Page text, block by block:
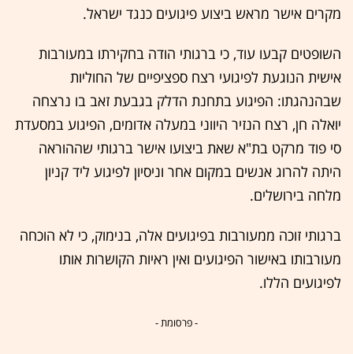
מקרים אישר מראש ביצוע פיגועים כנגד ישראל.
השופטים קבעו עוד, כי ברגותי הודה בחקירתו במעורבות
אישית הנוגעת לפיגועי רצח ספציפיים של החוליות
שבהנהגתו: הפיגוע בתחנת הדלק בגבעת זאב בו נרצחה
יואלה חן, רצח הנזיר היווני במעלה אדומים, הפיגוע במסעדת
סי פוד מרקט בת"א שאת ביצועו אישר ברגותי שההוראה
היתה להרוג אנשים במקום אחר וניסיון לפיגוע ליד קניון
מלחה בירושלים.
ברגותי זוכה ממעורבות בפיגועים אלה, בנימוק, כי לא הוכחה
מעורבותו באישור הפיגועים ואין ראיות הקושרות אותו
לפיגועים הללו.
- פרסומת -